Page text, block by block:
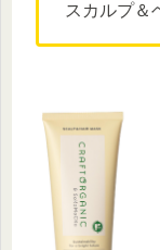
スカルプ＆